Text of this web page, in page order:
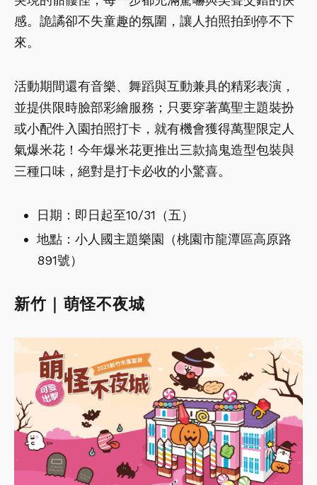
感。詭譎卻不失童趣的氛圍，讓人拍照拍到停不下
來。
活動期間還有音樂、舞蹈與互動兼具的精彩表演，
並提供限時臉部彩繪服務；只要穿著萬聖主題裝扮
或小配件入園拍照打卡，就有機會獲得萬聖限定人
氣爆米花！今年爆米花更推出三款搞鬼造型包裝與
三種口味，絕對是打卡必收的小驚喜。
日期：即日起至10/31（五）
地點：小人國主題樂園（桃園市龍潭區高原路
891號）
新竹｜萌怪不夜城